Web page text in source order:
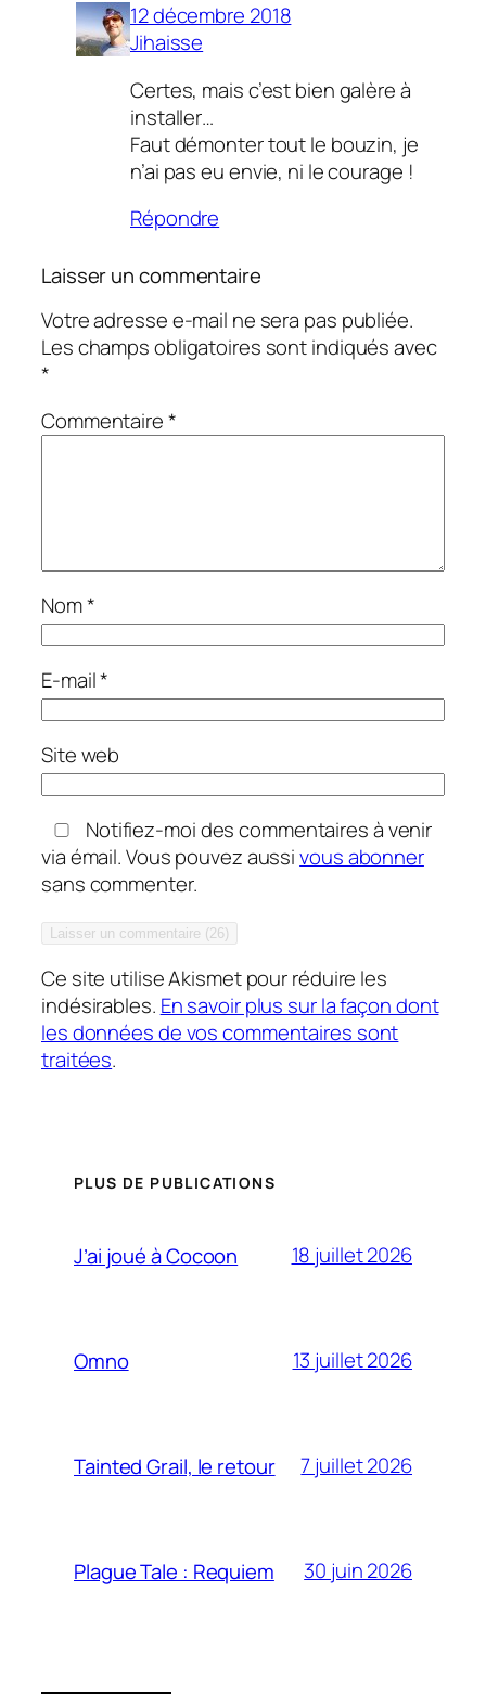
12 décembre 2018
Jihaisse
Certes, mais c’est bien galère à
installer…
Faut démonter tout le bouzin, je
n’ai pas eu envie, ni le courage !
Répondre
Laisser un commentaire
Votre adresse e-mail ne sera pas publiée.
Les champs obligatoires sont indiqués avec
*
Commentaire*
Nom*
E-mail*
Site web
Notifiez-moi des commentaires à venir
via émail. Vous pouvez aussivous abonner
sans commenter.
Ce site utilise Akismet pour réduire les
indésirables. En savoir plus sur la façon dont
les données de vos commentaires sont
traitées.
PLUS DE PUBLICATIONS
J’ai joué à Cocoon 18 juillet 2026
Omno 13 juillet 2026
Tainted Grail, le retour 7 juillet 2026
Plague Tale : Requiem 30 juin 2026